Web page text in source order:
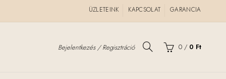
ÜZLETEINK KAPCSOLAT GARANCIA
Bejelentkezés / Regisztráció 0 / 0 Ft